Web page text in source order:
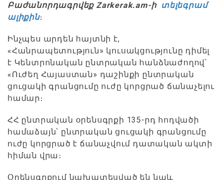
Բաժանորդագրվեք Zarkerak.am-ի տելեգրամ
ալիքին։
Ինչպես արդեն հայտնի է,
«Հանրապետություն» կուսակցությունը դիմել
է Կենտրոնական ընտրական հանձնաժողով՝
«Ուժեղ Հայաստան» դաշինքի ընտրական
ցուցակի գրանցումը ուժը կորցրած ճանաչելու
համար։
ՀՀ ընտրական օրենսգրքի 135-րդ հոդվածի
համաձայն՝ ընտրական ցուցակի գրանցումը
ուժը կորցրած է ճանաչվում դատական ակտի
հիման վրա։
Օրենսգրքում նախատեսված են նաև